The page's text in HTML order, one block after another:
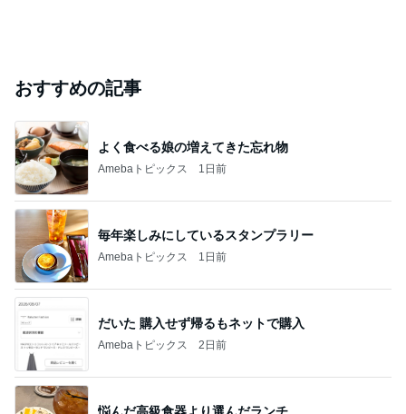
おすすめの記事
よく食べる娘の増えてきた忘れ物
Amebaトピックス 1日前
毎年楽しみにしているスタンプラリー
Amebaトピックス 1日前
だいた 購入せず帰るもネットで購入
Amebaトピックス 2日前
悩んだ高級食器より選んだランチ